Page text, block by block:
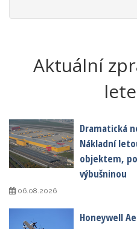
Aktuální
Dramatická
Nákladní
objektem,
výbušninou
06.08.2026
Honeywell